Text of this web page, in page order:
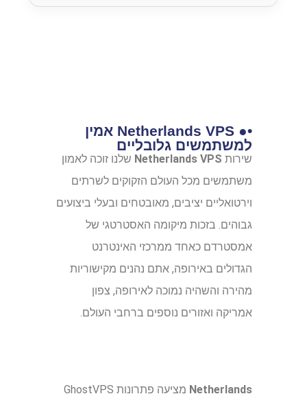
•● Netherlands VPS אמין
למשתמשים גלובליים
שירות Netherlands VPS שלנו זוכה לאמון
משתמשים מכל העולם הזקוקים לשרתים
וירטואליים יציבים, מאובטחים ובעלי ביצועים
גבוהים. בזכות מיקומה האסטרטגי של
אמסטרדם כאחד ממרכזי האינטרנט
הגדולים באירופה, אתם נהנים מקישוריות
מהירה והשהיה נמוכה לאירופה, צפון
אמריקה ואזורים נוספים ברחבי העולם.
Netherlands